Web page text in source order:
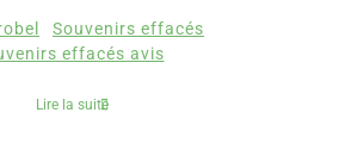
Souvenirs effacés
effacés avis
Lire la suite